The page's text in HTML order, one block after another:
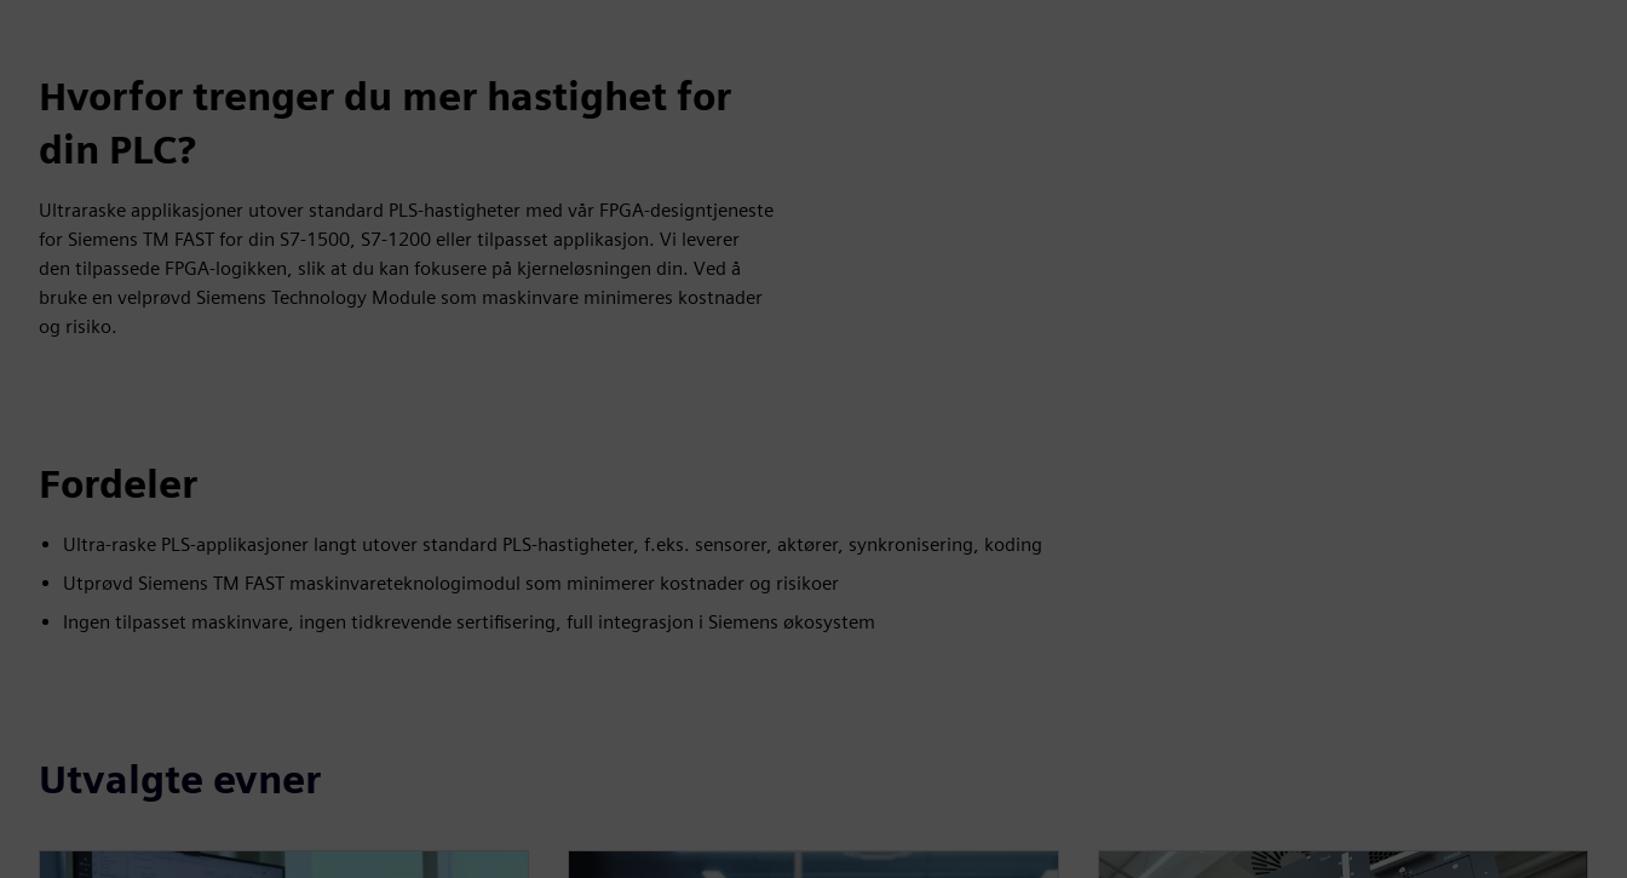
Hvorfor trenger du mer hastighet for
din PLC?
Ultraraske applikasjoner utover standard PLS-hastigheter med vår FPGA-designtjeneste
for Siemens TM FAST for din S7-1500, S7-1200 eller tilpasset applikasjon. Vi leverer
den tilpassede FPGA-logikken, slik at du kan fokusere på kjerneløsningen din. Ved å
bruke en velprøvd Siemens Technology Module som maskinvare minimeres kostnader
og risiko.
Fordeler
Ultra-raske PLS-applikasjoner langt utover standard PLS-hastigheter, f.eks. sensorer, aktører, synkronisering, koding
Utprøvd Siemens TM FAST maskinvareteknologimodul som minimerer kostnader og risikoer
Ingen tilpasset maskinvare, ingen tidkrevende sertifisering, full integrasjon i Siemens økosystem
Utvalgte evner